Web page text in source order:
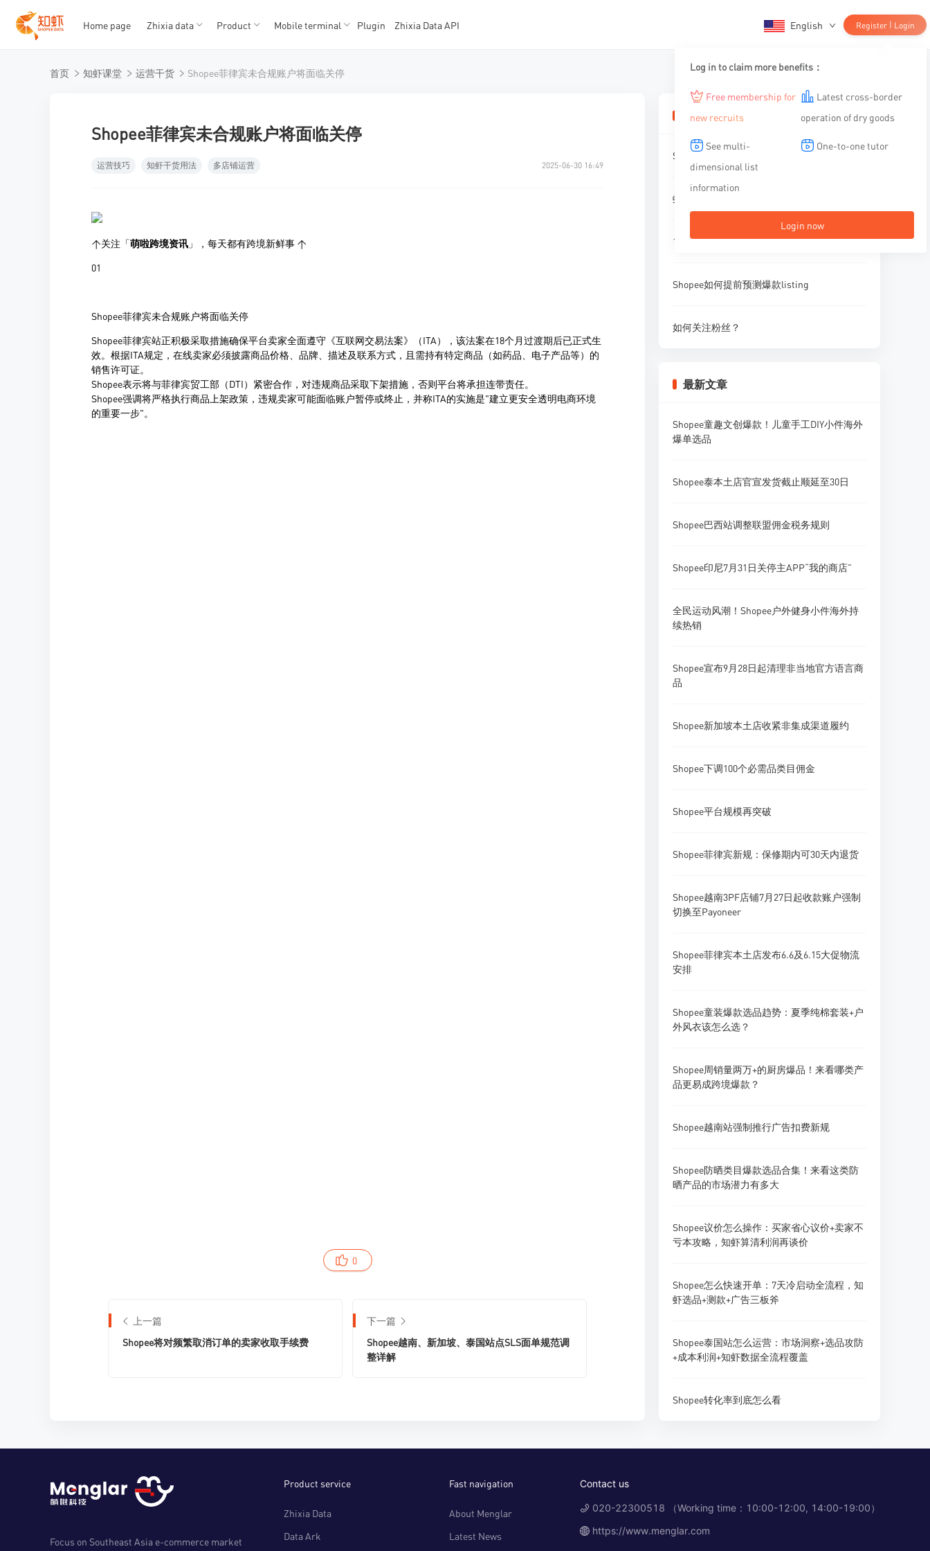
TK数据
TK数据
Home page Zhixia data Product Mobile terminal Plugin Zhixia Data API English Register | Login
Log in to claim more benefits：
Free membership for
new recruits
Latest cross-border
operation of dry goods
See multi-
dimensional list
information
One-to-one tutor
Login now
首页 知虾课堂 运营干货 Shopee菲律宾未合规账户将面临关停
Shopee菲律宾未合规账户将面临关停
运营技巧 知虾干货用法 多店铺运营 2025-06-30 16:49
0
上一篇
Shopee将对频繁取消订单的卖家收取手续费
下一篇
Shopee越南、新加坡、泰国站点SLS面单规范调
整详解
相关文章
Shopee品牌知识产权（IP）网站 - 基本介绍
虾皮台湾店标价是用台币吗？要如何定价？
10年经验的资深⽼运营告诉你核⼼运营指标
Shopee如何提前预测爆款listing
如何关注粉丝？
最新文章
Shopee童趣文创爆款！儿童手工DIY小件海外
爆单选品
Shopee泰本土店官宣发货截止顺延至30日
Shopee巴西站调整联盟佣金税务规则
Shopee印尼7月31日关停主APP“我的商店”
全民运动风潮！Shopee户外健身小件海外持
续热销
Shopee宣布9月28日起清理非当地官方语言商
品
Shopee新加坡本土店收紧非集成渠道履约
Shopee下调100个必需品类目佣金
Shopee平台规模再突破
Shopee菲律宾新规：保修期内可30天内退货
Shopee越南3PF店铺7月27日起收款账户强制
切换至Payoneer
Shopee菲律宾本土店发布6.6及6.15大促物流
安排
Shopee童装爆款选品趋势：夏季纯棉套装+户
外风衣该怎么选？
Shopee周销量两万+的厨房爆品！来看哪类产
品更易成跨境爆款？
Shopee越南站强制推行广告扣费新规
Shopee防晒类目爆款选品合集！来看这类防
晒产品的市场潜力有多大
Shopee议价怎么操作：买家省心议价+卖家不
亏本攻略，知虾算清利润再谈价
Shopee怎么快速开单：7天冷启动全流程，知
虾选品+测款+广告三板斧
Shopee泰国站怎么运营：市场洞察+选品攻防
+成本利润+知虾数据全流程覆盖
Shopee转化率到底怎么看
Focus on Southeast Asia e-commerce market
Product service
Zhixia Data
Data Ark
Fast navigation
About Menglar
Latest News
Contact us
020-22300518 （Working time：10:00-12:00, 14:00-19:00）
https://www.menglar.com